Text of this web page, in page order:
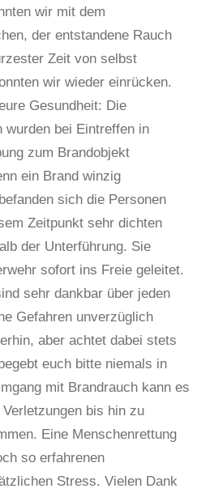
wir mit dem
der entstandene Rauch
Zeit von selbst
wir wieder einrücken.
Gesundheit: Die
wurden bei Eintreffen in
zum Brandobjekt
ein Brand winzig
sich die Personen
Zeitpunkt sehr dichten
der Unterführung. Sie
sofort ins Freie geleitet.
sehr dankbar über jeden
Gefahren unverzüglich
aber achtet dabei stets
euch bitte niemals in
mit Brandrauch kann es
bis hin zu
Eine Menschenrettung
so erfahrenen
Stress. Vielen Dank